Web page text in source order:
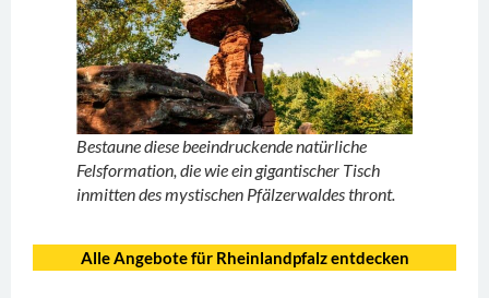
Bestaune diese beeindruckende natürliche
Felsformation, die wie ein gigantischer Tisch
inmitten des mystischen Pfälzerwaldes thront.
Alle Angebote für Rheinlandpfalz entdecken